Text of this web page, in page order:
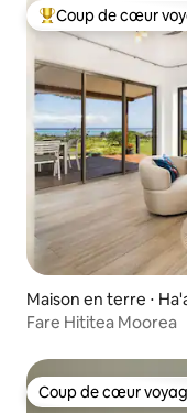
Coups de cœur
Coup de cœur
Maison en terre ⋅
Fare Hititea Moorea
Coup de cœur
Coup de cœur